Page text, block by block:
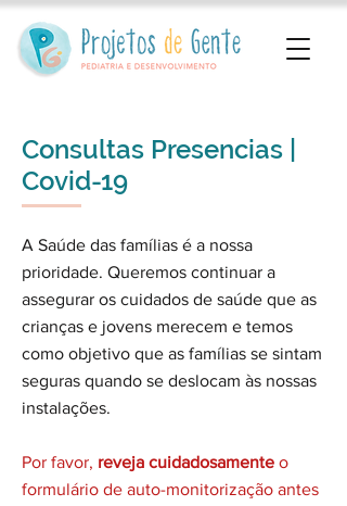
Consultas Presencias |
Covid-19
A Saúde das famílias é a nossa
prioridade. Queremos continuar a
assegurar os cuidados de saúde que as
crianças e jovens merecem e temos
como objetivo que as famílias se sintam
seguras quando se deslocam às nossas
instalações.
Por favor, reveja cuidadosamente o
formulário de auto-monitorização antes